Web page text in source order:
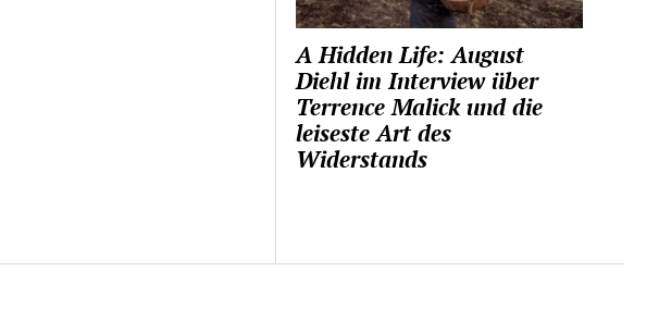
A Hidden Life: August
Diehl im Interview über
Terrence Malick und die
leiseste Art des
Widerstands